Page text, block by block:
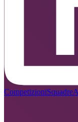
CompetizioniSquadre